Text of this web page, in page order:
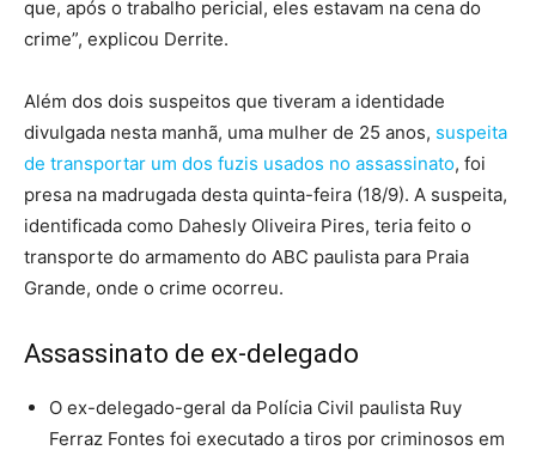
que, após o trabalho pericial, eles estavam na cena do
crime”, explicou Derrite.
Além dos dois suspeitos que tiveram a identidade
divulgada nesta manhã, uma mulher de 25 anos, suspeita
de transportar um dos fuzis usados no assassinato, foi
presa na madrugada desta quinta-feira (18/9). A suspeita,
identificada como Dahesly Oliveira Pires, teria feito o
transporte do armamento do ABC paulista para Praia
Grande, onde o crime ocorreu.
Assassinato de ex-delegado
O ex-delegado-geral da Polícia Civil paulista Ruy
Ferraz Fontes foi executado a tiros por criminosos em